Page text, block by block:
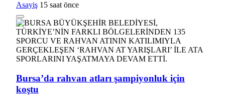
Asayiş 15 saat önce
Bursa’da rahvan atları şampiyonluk için
koştu